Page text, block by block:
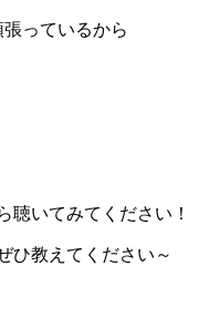
っているから
聴いてみてください！
ひ教えてください～